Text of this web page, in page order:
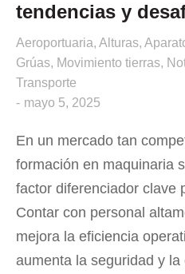
tendencias y
Aeroportuaria, Alturas,
Grúas, Movimiento tierras,
Transporte
mayo 5, 2025
En un mercado tan
formación en maquinaria
factor diferenciador clave
Contar con personal
mejora la eficiencia
aumenta la seguridad y